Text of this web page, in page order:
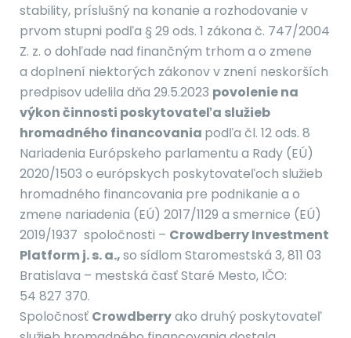
stability, príslušný na konanie a rozhodovanie v
prvom stupni podľa § 29 ods. 1 zákona č. 747/2004
Z. z. o dohľade nad finančným trhom a o zmene
a doplnení niektorých zákonov v znení neskorších
predpisov udelila dňa 29.5.2023 povolenie na
výkon činnosti poskytovateľa služieb
hromadného financovania podľa čl. 12 ods. 8
Nariadenia Európskeho parlamentu a Rady (EÚ)
2020/1503 o európskych poskytovateľoch služieb
hromadného financovania pre podnikanie a o
zmene nariadenia (EÚ) 2017/1129 a smernice (EÚ)
2019/1937 spoločnosti – Crowdberry Investment
Platform j. s. a.,so sídlom Staromestská 3, 811 03
Bratislava – mestská časť Staré Mesto, IČO:
54 827 370.
Spoločnosť Crowdberryako druhý poskytovateľ